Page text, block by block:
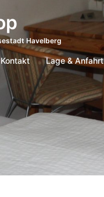
Havelberg
Lage & Anfahrt